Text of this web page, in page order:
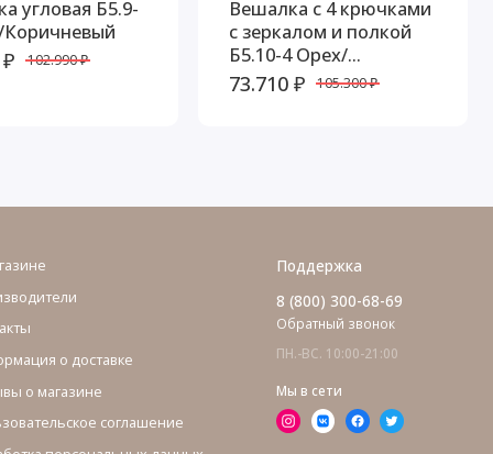
угловая Б5.9-
102.990 ₽
Вешалка с 4 крючками
с зеркалом и полкой
Б5.10-4 Орех/
Коричневый
73.710 ₽ 105.300 ₽
о доставке
о магазине
соглашение
Поддержка
8 (800) 300-68-69
Обратный звонок
ПН.-ВС. 10:00-21:00
Мы в сети